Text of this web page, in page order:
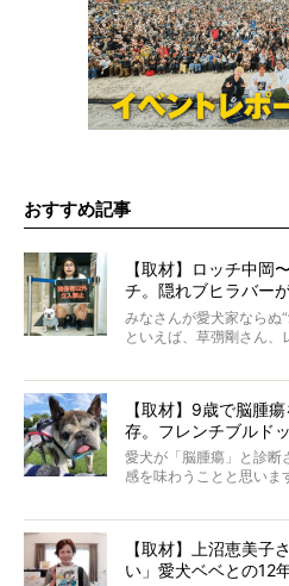
おすすめ記事
【取材】ロッチ中岡
チ。隠れブヒラバー
【前編】
みなさんが愛犬家ならぬ
といえば、草彅剛さん
ルを飼っている方が多
んのインスタグラムを
ントがフォローされてい
LIFE』モデルのnicoやト
そんな中岡さんに、フレ
た。そのブヒ愛っぷり
【取材】9歳で脳腫
存。フレンチブルド
愛犬が「脳腫瘍」と診断
感を味わうことと思いま
たひとり。だからこそ
ところが、フレンチブ
症し、なんと4年7ヶ月間
【取材】上沼恵美子
い」愛犬ベベとの12